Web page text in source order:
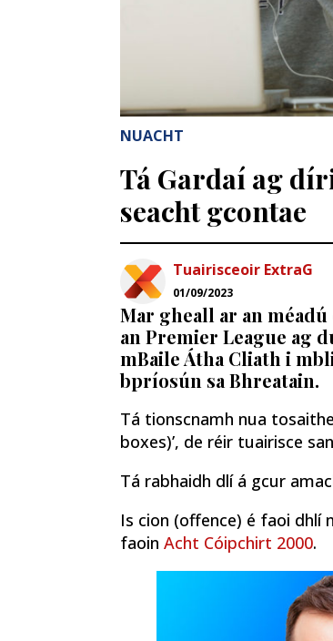
NUACHT
Tá Gardaí ag
seacht gcontae
Tuairisceoir ExtraG
01/09/2023
Mar gheall ar an
an Premier League ag
mBaile Átha Cliath i
bpríosún sa Bhreatain.
Tá tionscnamh nua
boxes)’, de réir tuairisce
Tá rabhaidh dlí á gcur
Is cion (offence) é faoi dhlí
faoin Acht Cóipchirt 2000.